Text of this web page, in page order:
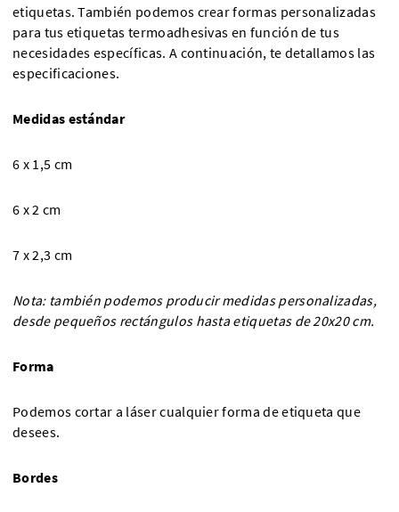
etiquetas. También podemos crear formas personalizadas
para tus etiquetas termoadhesivas en función de tus
necesidades específicas. A continuación, te detallamos las
especificaciones.
Medidas estándar
6 x 1,5 cm
6 x 2 cm
7 x 2,3 cm
Nota: también podemos producir medidas personalizadas,
desde pequeños rectángulos hasta etiquetas de 20x20 cm.
Forma
Podemos cortar a láser cualquier forma de etiqueta que
desees.
Bordes